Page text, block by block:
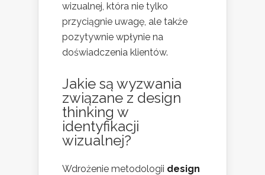
wizualnej, która nie tylko
przyciągnie uwagę, ale także
pozytywnie wpłynie na
doświadczenia klientów.
Jakie są wyzwania
związane z design
thinking w
identyfikacji
wizualnej?
Wdrożenie metodologii design